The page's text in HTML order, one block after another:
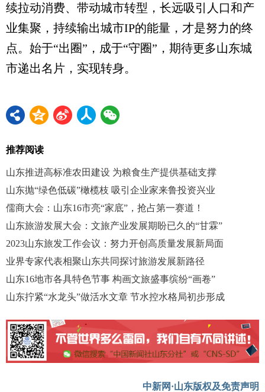
续拉动消费、带动城市转型，长远吸引人口和产
业集聚，持续输出城市IP的能量，才是努力的终
点。始于“出圈”，成于“守圈”，期待更多山东城
市递出名片，实现转身。
推荐阅读
山东推进高标准农田建设 为粮食生产提供基础支撑
山东抛“绿色低碳”橄榄枝 吸引企业家来鲁投资兴业
儒商大会：山东16市亮“家底”，抢占第一赛道！
山东旅游发展大会：文旅产业发展期盼已久的“甘霖”
2023山东旅发工作会议：努力开创高质量发展新局面
业界专家代表相聚山东共同探讨旅游发展新路径
山东16地市各具特色节事 构画文旅盛事缤纷“画卷”
山东拧紧“水龙头”做活水文章 节水控水格局初步形成
中新网·山东版权及免责声明